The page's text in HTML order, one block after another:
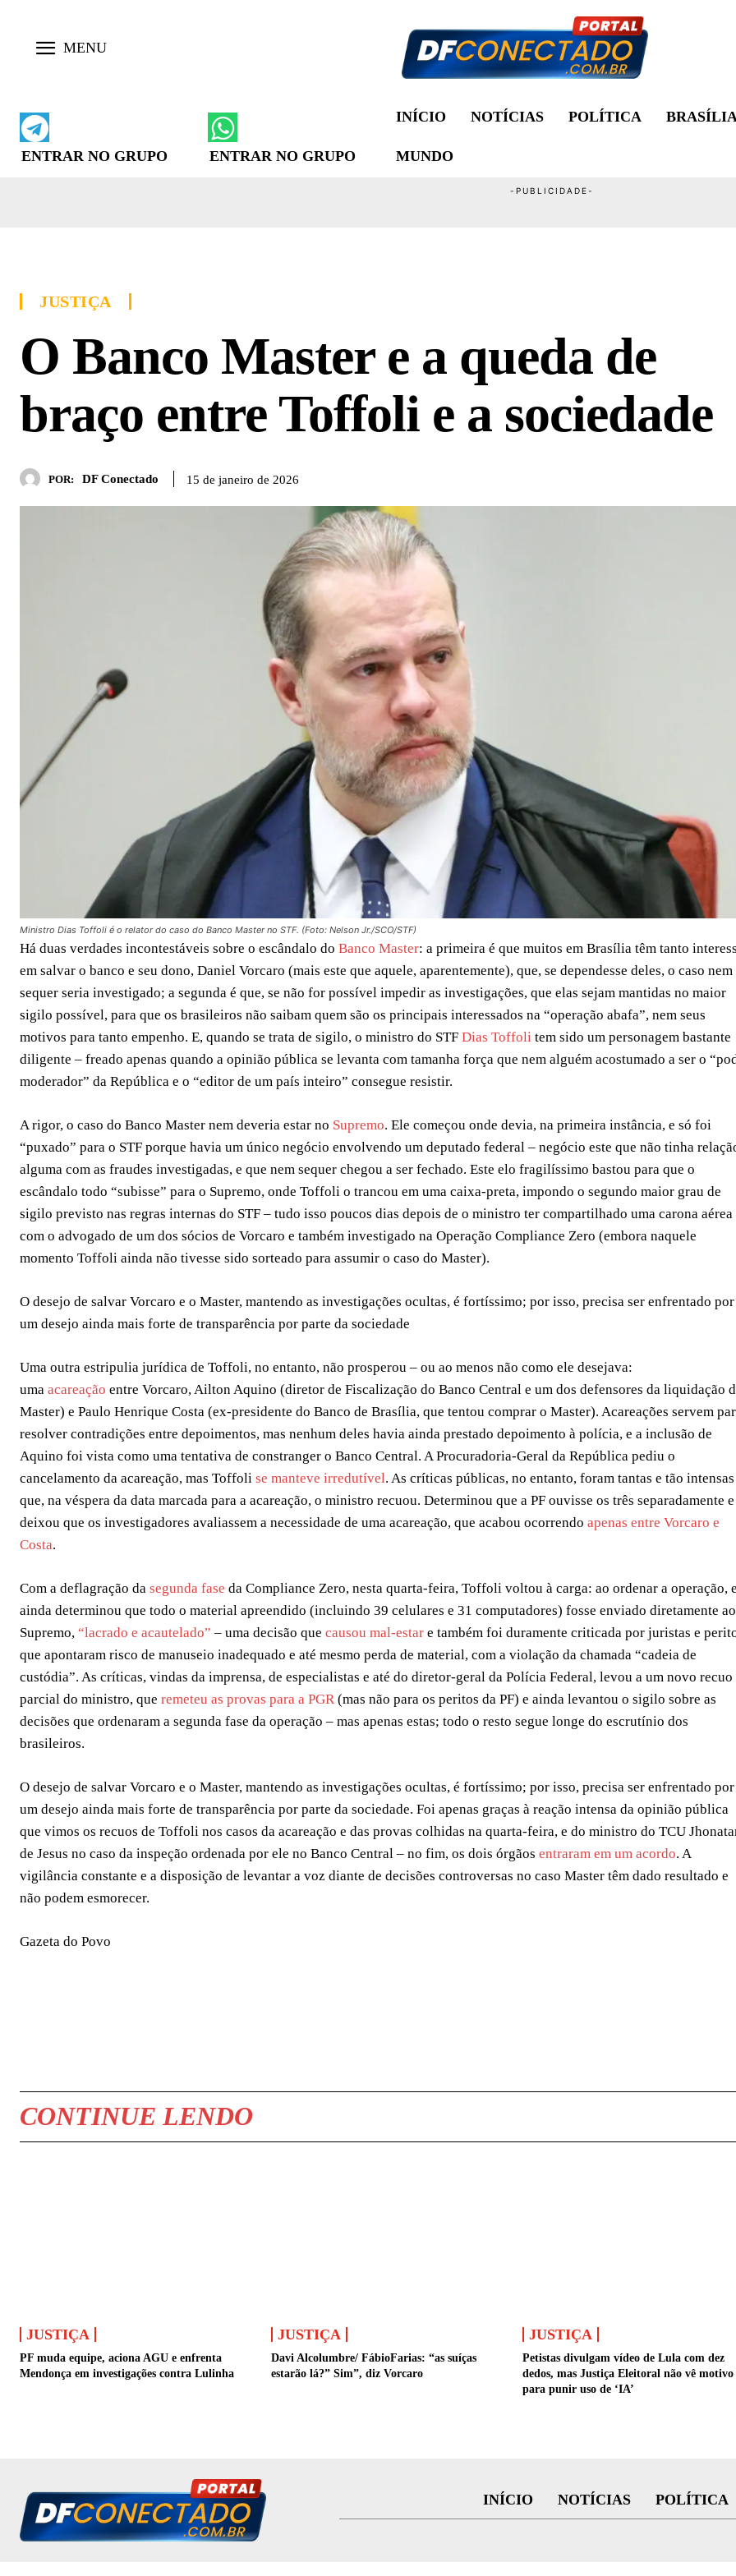
ENTRAR NO GRUPO ENTRAR NO GRUPO
INÍCIO NOTÍCIAS POLÍTICA
MUNDO
JUSTIÇA
O Banco Master e a queda de
braço entre Toffoli e a sociedade
POR: DF Conectado 15 de janeiro de 2026
Ministro Dias Toffoli é o relator do caso do Banco Master no STF. (Foto: Nelson Jr./SCO/STF)
Há duas verdades incontestáveis sobre o escândalo do Banco Master: a primeira é que muitos em Brasília têm tanto
em salvar o banco e seu dono, Daniel Vorcaro (mais este que aquele, aparentemente), que, se dependesse deles, o caso nem
sequer seria investigado; a segunda é que, se não for possível impedir as investigações, que elas sejam mantidas no maior
sigilo possível, para que os brasileiros não saibam quem são os principais interessados na “operação abafa”, nem seus
motivos para tanto empenho. E, quando se trata de sigilo, o ministro do STF Dias Toffoli tem sido um personagem bastante
diligente – freado apenas quando a opinião pública se levanta com tamanha força que nem alguém acostumado a ser o
moderador” da República e o “editor de um país inteiro” consegue resistir.
A rigor, o caso do Banco Master nem deveria estar no Supremo. Ele começou onde devia, na primeira instância, e só foi
“puxado” para o STF porque havia um único negócio envolvendo um deputado federal – negócio este que não tinha
alguma com as fraudes investigadas, e que nem sequer chegou a ser fechado. Este elo fragilíssimo bastou para que o
escândalo todo “subisse” para o Supremo, onde Toffoli o trancou em uma caixa-preta, impondo o segundo maior grau de
sigilo previsto nas regras internas do STF – tudo isso poucos dias depois de o ministro ter compartilhado uma carona aérea
com o advogado de um dos sócios de Vorcaro e também investigado na Operação Compliance Zero (embora naquele
momento Toffoli ainda não tivesse sido sorteado para assumir o caso do Master).
O desejo de salvar Vorcaro e o Master, mantendo as investigações ocultas, é fortíssimo; por isso, precisa ser enfrentado por
um desejo ainda mais forte de transparência por parte da sociedade
Uma outra estripulia jurídica de Toffoli, no entanto, não prosperou – ou ao menos não como ele desejava:
uma acareação entre Vorcaro, Ailton Aquino (diretor de Fiscalização do Banco Central e um dos defensores da liquidação
Master) e Paulo Henrique Costa (ex-presidente do Banco de Brasília, que tentou comprar o Master). Acareações servem
resolver contradições entre depoimentos, mas nenhum deles havia ainda prestado depoimento à polícia, e a inclusão de
Aquino foi vista como uma tentativa de constranger o Banco Central. A Procuradoria-Geral da República pediu o
cancelamento da acareação, mas Toffoli se manteve irredutível. As críticas públicas, no entanto, foram tantas e tão intensas
que, na véspera da data marcada para a acareação, o ministro recuou. Determinou que a PF ouvisse os três separadamente e
deixou que os investigadores avaliassem a necessidade de uma acareação, que acabou ocorrendo apenas entre Vorcaro e
Costa.
Com a deflagração da segunda fase da Compliance Zero, nesta quarta-feira, Toffoli voltou à carga: ao ordenar a operação,
ainda determinou que todo o material apreendido (incluindo 39 celulares e 31 computadores) fosse enviado diretamente ao
Supremo, “lacrado e acautelado” – uma decisão que causou mal-estar e também foi duramente criticada por juristas e
que apontaram risco de manuseio inadequado e até mesmo perda de material, com a violação da chamada “cadeia de
custódia”. As críticas, vindas da imprensa, de especialistas e até do diretor-geral da Polícia Federal, levou a um novo recuo
parcial do ministro, que remeteu as provas para a PGR(mas não para os peritos da PF) e ainda levantou o sigilo sobre as
decisões que ordenaram a segunda fase da operação – mas apenas estas; todo o resto segue longe do escrutínio dos
brasileiros.
O desejo de salvar Vorcaro e o Master, mantendo as investigações ocultas, é fortíssimo; por isso, precisa ser enfrentado por
um desejo ainda mais forte de transparência por parte da sociedade. Foi apenas graças à reação intensa da opinião pública
que vimos os recuos de Toffoli nos casos da acareação e das provas colhidas na quarta-feira, e do ministro do TCU
de Jesus no caso da inspeção ordenada por ele no Banco Central – no fim, os dois órgãos entraram em um acordo. A
vigilância constante e a disposição de levantar a voz diante de decisões controversas no caso Master têm dado resultado e
não podem esmorecer.
Gazeta do Povo
CONTINUE LENDO
JUSTIÇA
PF muda equipe, aciona AGU e enfrenta
Mendonça em investigações contra Lulinha
JUSTIÇA
Davi Alcolumbre/ FábioFarias: “as suíças
estarão lá?” Sim”, diz Vorcaro
JUSTIÇA
Petistas divulgam vídeo de Lula com dez
dedos, mas Justiça Eleitoral não vê motivo
para punir uso de ‘IA’
INÍCIO NOTÍCIAS POLÍTICA